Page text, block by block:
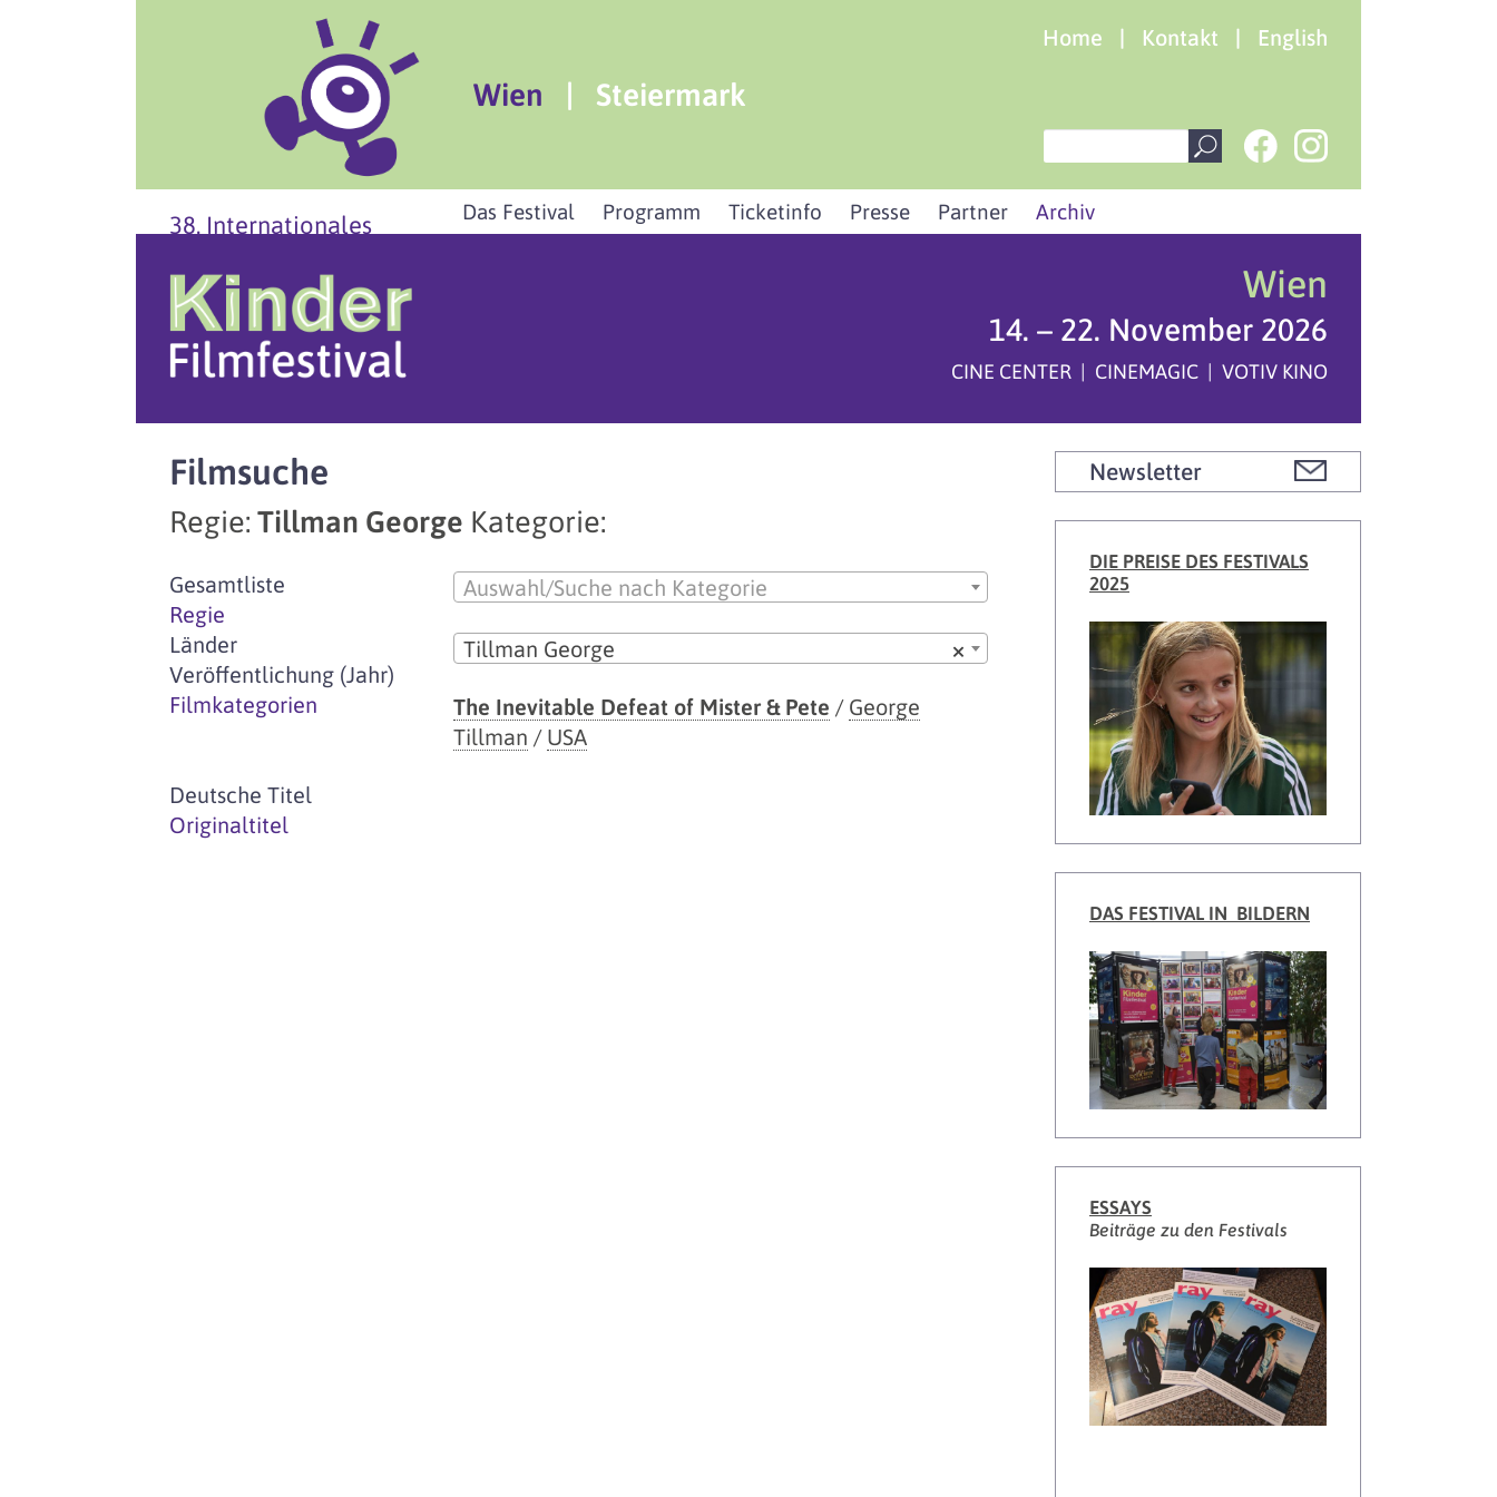
Home | Kontakt | English
Wien | Steiermark
38. Internationales Das Festival Programm Ticketinfo Presse Partner Archiv
Wien
14. – 22. November 2026
CINE CENTER | CINEMAGIC | VOTIV KINO
Filmsuche
Regie: Tillman George Kategorie:
Gesamtliste
Regie
Länder
Veröffentlichung (Jahr)
Filmkategorien
Deutsche Titel
Originaltitel
Auswahl/Suche nach Kategorie
×
Tillman George
The Inevitable Defeat of Mister & Pete / George
Tillman / USA
Newsletter
DIE PREISE DES FESTIVALS
2025
DAS FESTIVAL IN BILDERN
ESSAYS
Beiträge zu den Festivals